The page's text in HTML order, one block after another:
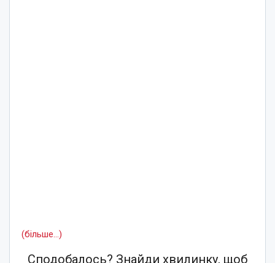
(більше…)
Сподобалось? Знайди хвилинку, щоб